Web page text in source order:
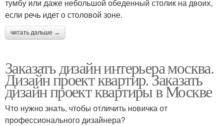
тумбу или даже небольшой обеденный столик на двоих,
если речь идет о столовой зоне.
читать дальше →
Заказать дизайн интерьера москва.
Дизайн проект квартир. Заказать
дизайн проект квартиры в Москве
Что нужно знать, чтобы отличить новичка от
профессионального дизайнера?